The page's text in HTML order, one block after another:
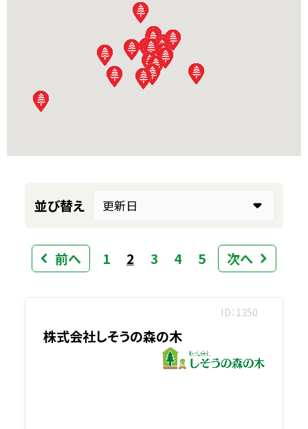
並び替え
前へ 1 2 3 4 5 次へ
ID 1350
株式会社しそうの森の木